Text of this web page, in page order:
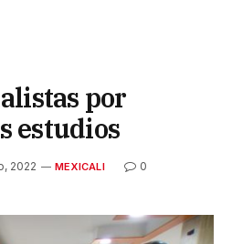
por
estudios
2022 MEXICALI
0